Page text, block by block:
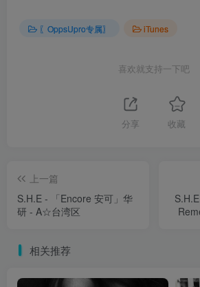
〖OppsUpro专属〗 iTunes
喜欢就支持一下吧
分享 收藏
上一篇
S.H.E - 「Encore 安可」华
研 - A☆台湾区
相关推荐